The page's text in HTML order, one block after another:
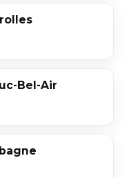
Bel-Air